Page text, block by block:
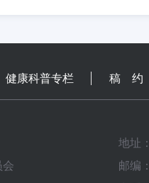
健康科普专栏 稿 约
会
地址
邮编